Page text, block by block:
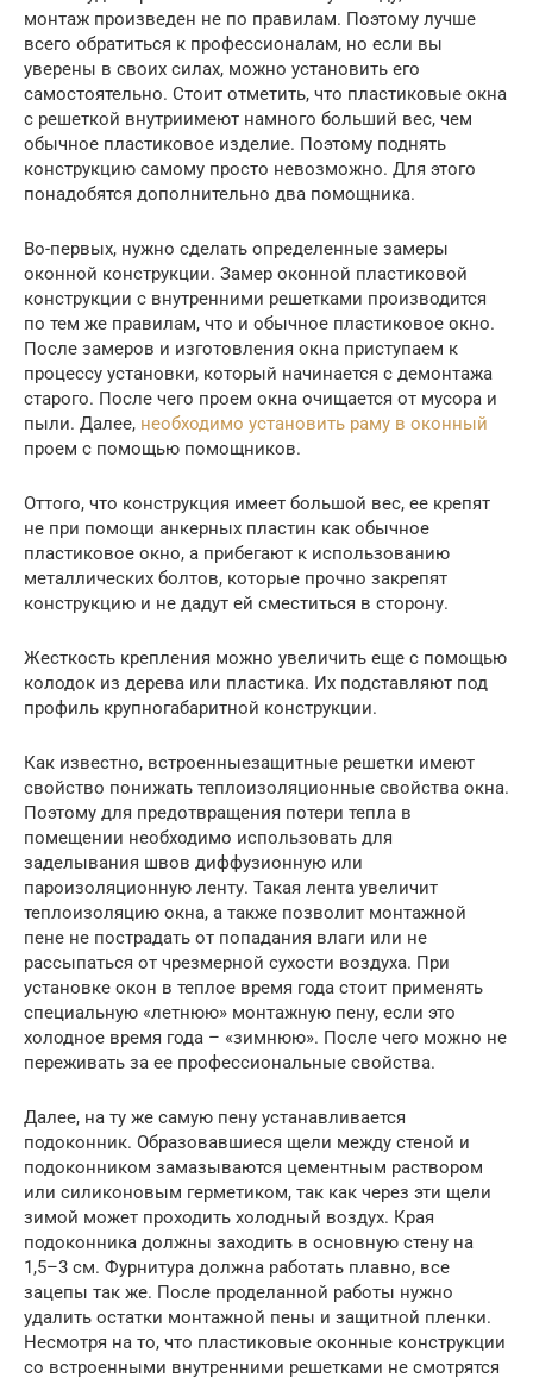
монтаж произведен не по правилам. Поэтому лучше
всего обратиться к профессионалам, но если вы
уверены в своих силах, можно установить его
самостоятельно. Стоит отметить, что пластиковые окна
с решеткой внутриимеют намного больший вес, чем
обычное пластиковое изделие. Поэтому поднять
конструкцию самому просто невозможно. Для этого
понадобятся дополнительно два помощника.
Во-первых, нужно сделать определенные замеры
оконной конструкции. Замер оконной пластиковой
конструкции с внутренними решетками производится
по тем же правилам, что и обычное пластиковое окно.
После замеров и изготовления окна приступаем к
процессу установки, который начинается с демонтажа
старого. После чего проем окна очищается от мусора и
пыли. Далее, необходимо установить раму в оконный
проем с помощью помощников.
Оттого, что конструкция имеет большой вес, ее крепят
не при помощи анкерных пластин как обычное
пластиковое окно, а прибегают к использованию
металлических болтов, которые прочно закрепят
конструкцию и не дадут ей сместиться в сторону.
Жесткость крепления можно увеличить еще с помощью
колодок из дерева или пластика. Их подставляют под
профиль крупногабаритной конструкции.
Как известно, встроенныезащитные решетки имеют
свойство понижать теплоизоляционные свойства окна.
Поэтому для предотвращения потери тепла в
помещении необходимо использовать для
заделывания швов диффузионную или
пароизоляционную ленту. Такая лента увеличит
теплоизоляцию окна, а также позволит монтажной
пене не пострадать от попадания влаги или не
рассыпаться от чрезмерной сухости воздуха. При
установке окон в теплое время года стоит применять
специальную «летнюю» монтажную пену, если это
холодное время года – «зимнюю». После чего можно не
переживать за ее профессиональные свойства.
Далее, на ту же самую пену устанавливается
подоконник. Образовавшиеся щели между стеной и
подоконником замазываются цементным раствором
или силиконовым герметиком, так как через эти щели
зимой может проходить холодный воздух. Края
подоконника должны заходить в основную стену на
1,5–3 см. Фурнитура должна работать плавно, все
зацепы так же. После проделанной работы нужно
удалить остатки монтажной пены и защитной пленки.
Несмотря на то, что пластиковые оконные конструкции
со встроенными внутренними решетками не смотрятся